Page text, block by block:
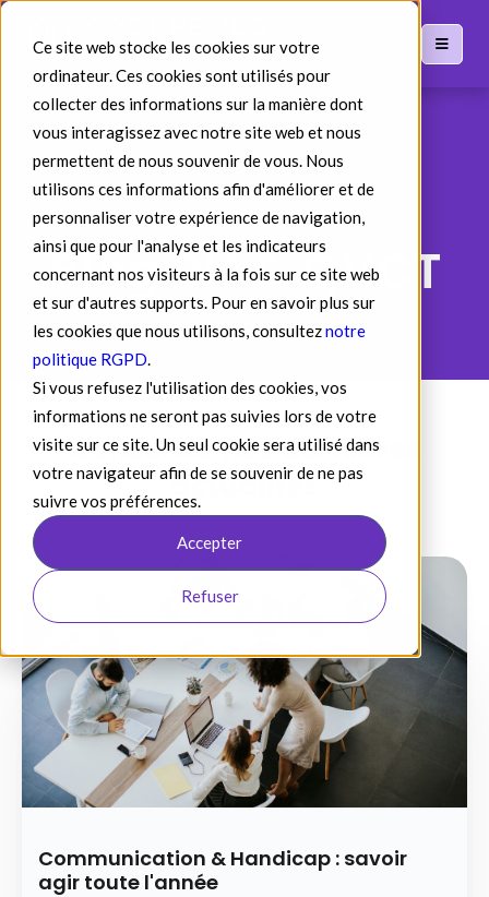
Ce site web stocke les cookies sur votre
ordinateur. Ces cookies sont utilisés pour
collecter des informations sur la manière dont
vous interagissez avec notre site web et nous
permettent de nous souvenir de vous. Nous
utilisons ces informations afin d'améliorer et de
personnaliser votre expérience de navigation,
ainsi que pour l'analyse et les indicateurs
concernant nos visiteurs à la fois sur ce site web
et sur d'autres supports. Pour en savoir plus sur
les cookies que nous utilisons, consulteznotre
politique RGPD.
Si vous refusez l'utilisation des cookies, vos
informations ne seront pas suivies lors de votre
visite sur ce site. Un seul cookie sera utilisé dans
votre navigateur afin de se souvenir de ne pas
suivre vos préférences.
Accepter
Refuser
Blog RH & QVCT
Consultez nos dernières
actualités
Communication & Handicap : savoir
agir toute l'année